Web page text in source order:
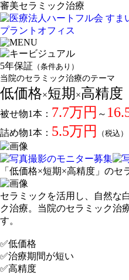
審美セラミック治療
5年保証 （条件あり）
当院のセラミック治療のテーマ
低価格×短期 ×高精度
被せ物1本： 7.7万円 ～
詰め物1本： 5.5万円 （税込）
「低価格×短期×高精度」のセ
セラミックを活用し、自然な
ク治療。当院のセラミック治
す。
✅低価格
✅治療期間が短い
✅高精度